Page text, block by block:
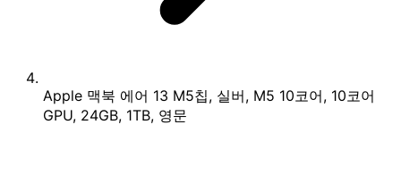
Apple 맥북 에어 13 M5칩, 실버, M5 10코어, 10코어
GPU, 24GB, 1TB, 영문